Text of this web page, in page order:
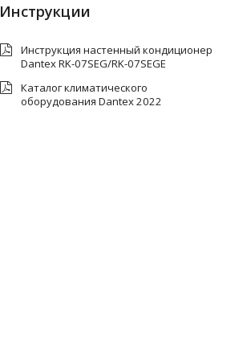
Инструкции
Инструкция настенный кондиционер
Dantex RK-07SEG/RK-07SEGE
Каталог климатического
оборудования Dantex 2022